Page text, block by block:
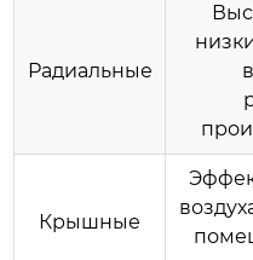
Радиальные
Крышные